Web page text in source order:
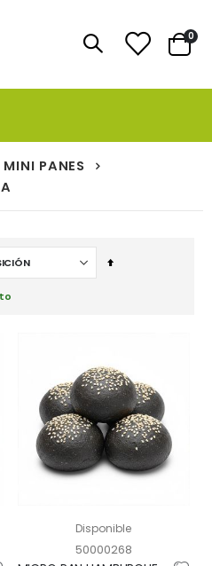
Cart
0
MINI PANES
Fijar
Disponible
50000268